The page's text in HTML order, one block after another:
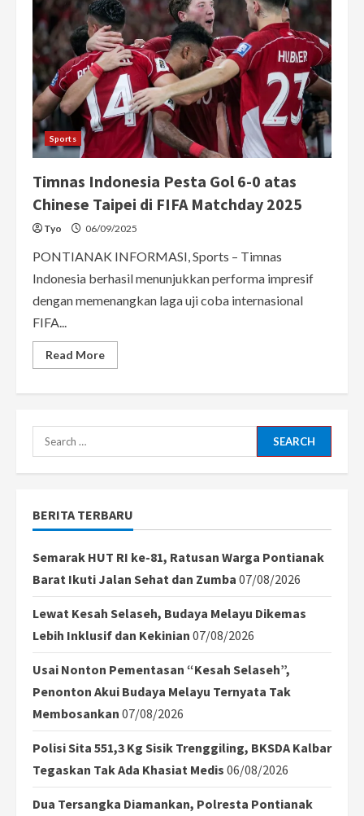
Sports
Timnas Indonesia Pesta Gol 6-0 atas
Chinese Taipei di FIFA Matchday 2025
Tyo 06/09/2025
PONTIANAK INFORMASI, Sports – Timnas
Indonesia berhasil menunjukkan performa impresif
dengan memenangkan laga uji coba internasional
FIFA...
Read MoreRead
more
atas
Matchday
Search
for:
BERITA TERBARU
Semarak HUT RI ke-81, Ratusan Warga Pontianak
Barat Ikuti Jalan Sehat dan Zumba 07/08/2026
Lewat Kesah Selaseh, Budaya Melayu Dikemas
Lebih Inklusif dan Kekinian 07/08/2026
Usai Nonton Pementasan “Kesah Selaseh”,
Penonton Akui Budaya Melayu Ternyata Tak
Membosankan 07/08/2026
Polisi Sita 551,3 Kg Sisik Trenggiling, BKSDA Kalbar
Tegaskan Tak Ada Khasiat Medis 06/08/2026
Dua Tersangka Diamankan, Polresta Pontianak